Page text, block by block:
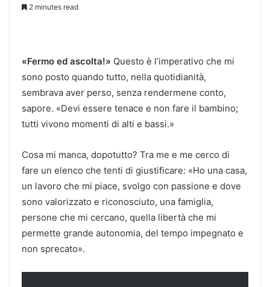
2 minutes read
«Fermo ed ascolta!» Questo è l’imperativo che mi
sono posto quando tutto, nella quotidianità,
sembrava aver perso, senza rendermene conto,
sapore. «Devi essere tenace e non fare il bambino;
tutti vivono momenti di alti e bassi.»
Cosa mi manca, dopotutto? Tra me e me cerco di
fare un elenco che tenti di giustificare: «Ho una casa,
un lavoro che mi piace, svolgo con passione e dove
sono valorizzato e riconosciuto, una famiglia,
persone che mi cercano, quella libertà che mi
permette grande autonomia, del tempo impegnato e
non sprecato».